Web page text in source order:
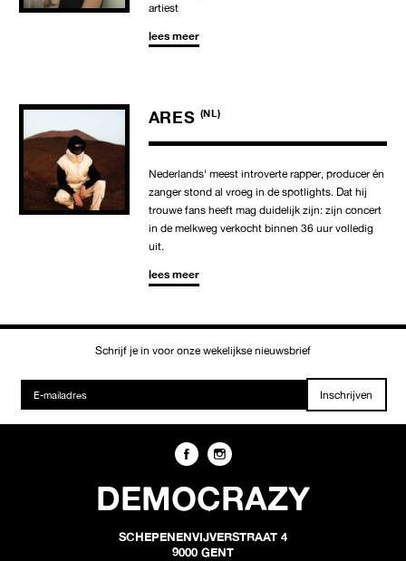
artiest
lees meer
ARES (NL)
Nederlands' meest introverte rapper, producer én
zanger stond al vroeg in de spotlights. Dat hij
trouwe fans heeft mag duidelijk zijn: zijn concert
in de melkweg verkocht binnen 36 uur volledig
uit.
lees meer
Schrijf je in voor onze wekelijkse nieuwsbrief
Inschrijven
DEMOCRAZY
SCHEPENENVIJVERSTRAAT 4
9000 GENT